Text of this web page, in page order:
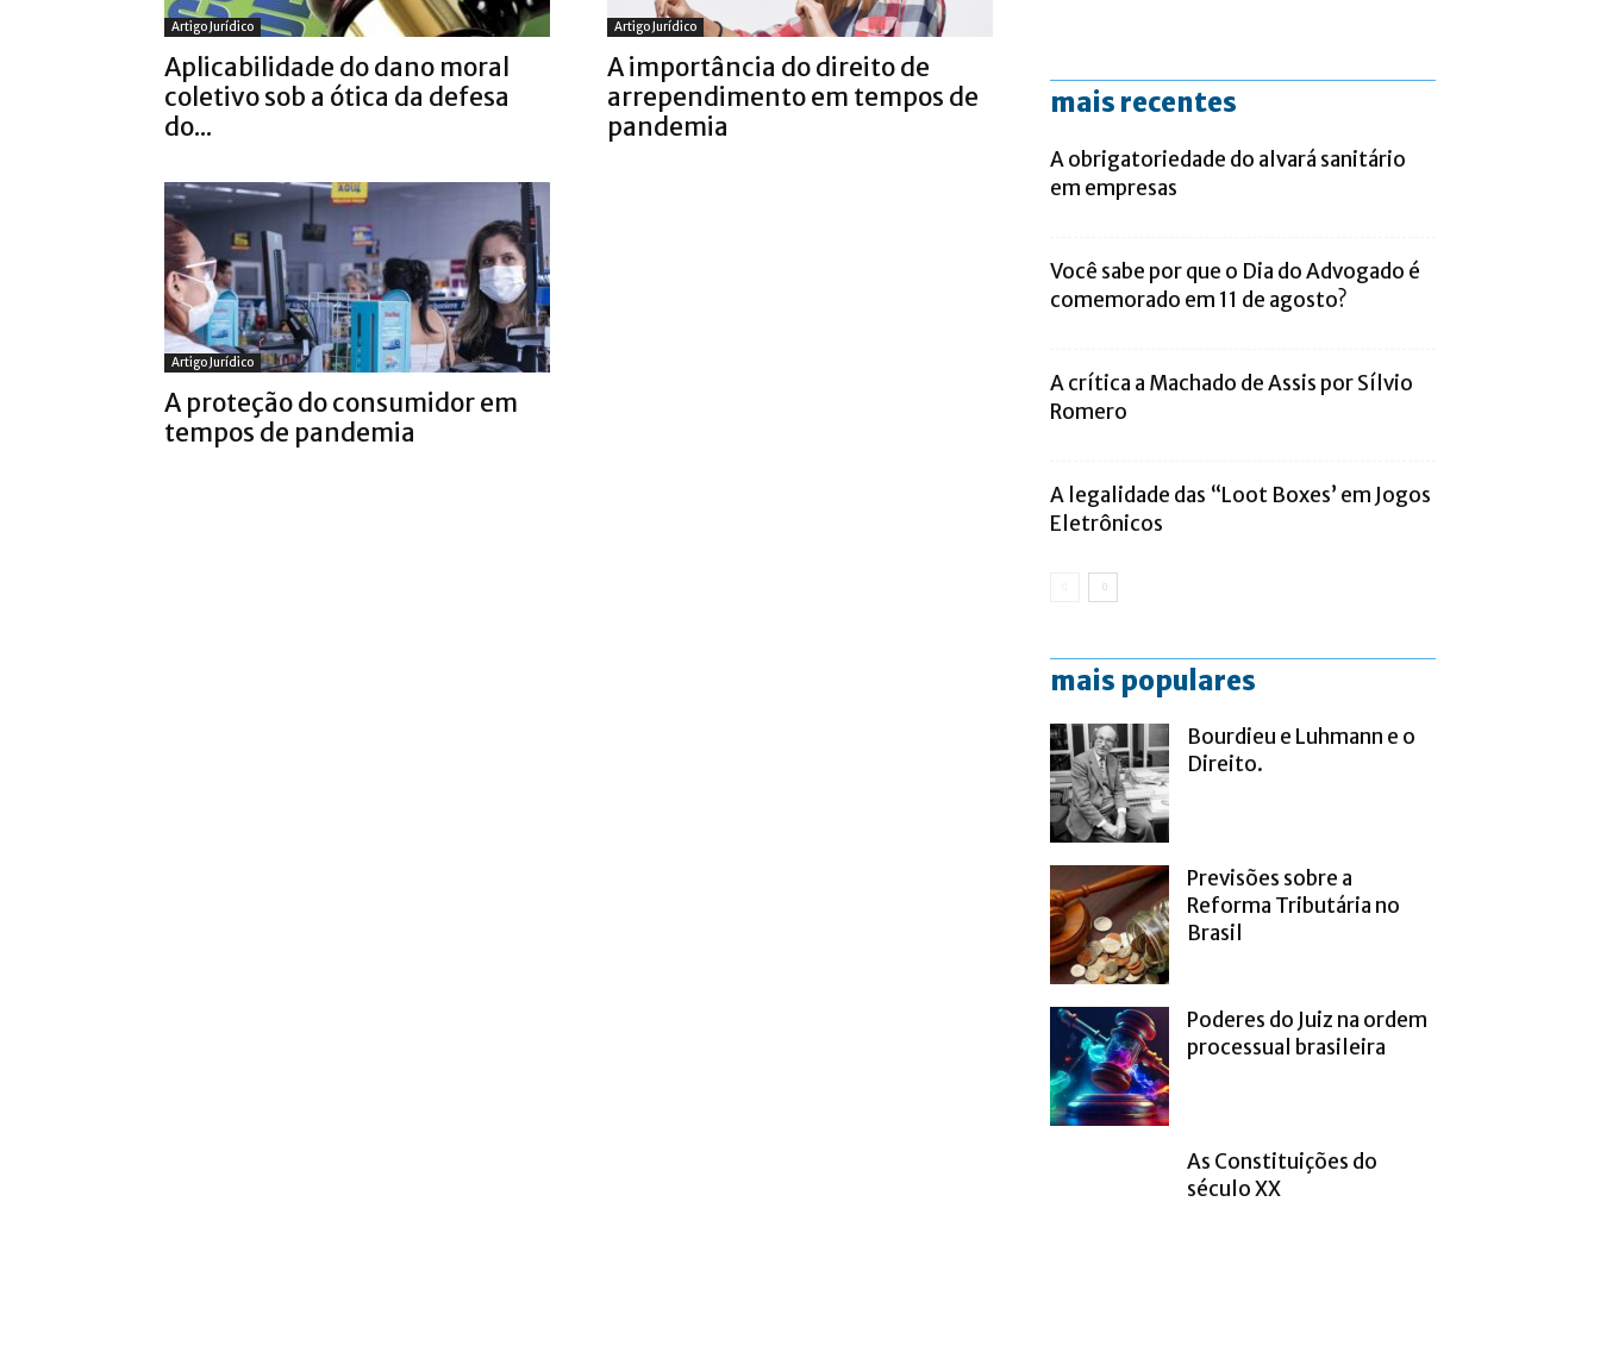
Artigo Jurídico
Aplicabilidade do dano moral
coletivo sob a ótica da defesa
do...
Artigo Jurídico
A importância do direito de
arrependimento em tempos de
pandemia
Artigo Jurídico
A proteção do consumidor em
tempos de pandemia
mais recentes
A obrigatoriedade do alvará sanitário
em empresas
Você sabe por que o Dia do Advogado é
comemorado em 11 de agosto?
A crítica a Machado de Assis por Sílvio
Romero
A legalidade das “Loot Boxes’ em Jogos
Eletrônicos
mais populares
Bourdieu e Luhmann e o
Direito.
Previsões sobre a
Reforma Tributária no
Brasil
Poderes do Juiz na ordem
processual brasileira
As Constituições do
século XX